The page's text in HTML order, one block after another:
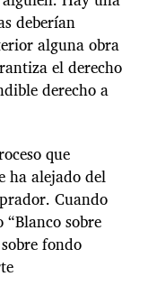
deberían
alguna obra
el derecho
derecho a
que
ha alejado del
Cuando
sobre
fondo